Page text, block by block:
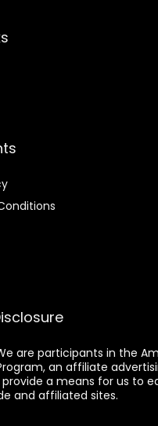
are participants in the
an affiliate
a means for us to
and affiliated sites.